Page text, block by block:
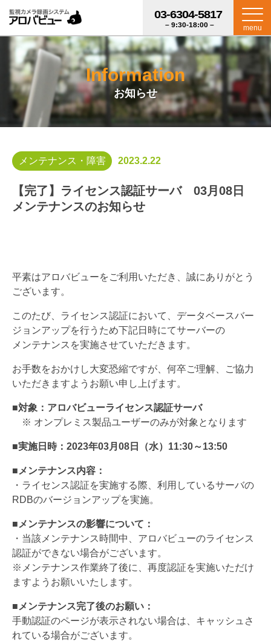
menu
03-6304-5817
– 9:30-18:00 –
Information
お知らせ
メンテナンス・障害 2023.2.22
【完了】ライセンス認証サーバ 03月08日
メンテナンスのお知らせ
平素はアロバビューをご利用いただき、誠にありがとう
ございます。
このたび、ライセンス認証において、データベースバー
ジョンアップを行うため下記日時にてサーバーの
メンテナンスを実施させていただきます。
お手数をおかけし大変恐縮ですが、何卒ご理解、ご協力
いただきますようお願い申し上げます。
■対象：アロバビューライセンス認証サーバ
※ オンプレミス製品ユーザーのみが対象となります
■実施日時：2023年03月08日（水）11:30～13:50
■メンテナンス内容：
・ライセンス認証を実施する際、利用しているサーバの
RDBのバージョンアップを実施。
■メンテナンスの影響について：
・当該メンテナンス時間中、アロバビューのライセンス
認証ができない場合がございます。
※メンテナンス作業終了後に、再度認証を実施いただけ
ますようお願いいたします。
■メンテナンス完了後のお願い：
手動認証のページが表示されない場合は、キャッシュさ
れている場合がございます。